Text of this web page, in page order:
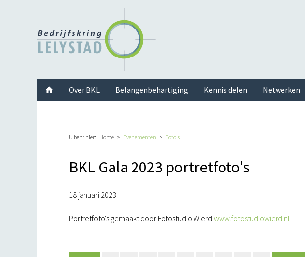
Twitter InstagramLinkedInYoutube
U bent hier: Home Evenementen Foto's
BKL Gala 2023 portretfoto's
18 januari 2023
Portretfoto's gemaakt door Fotostudio Wierd www.fotostudiowierd.nl
Over BKL Belangenbehartiging Kennis delen Netwerken